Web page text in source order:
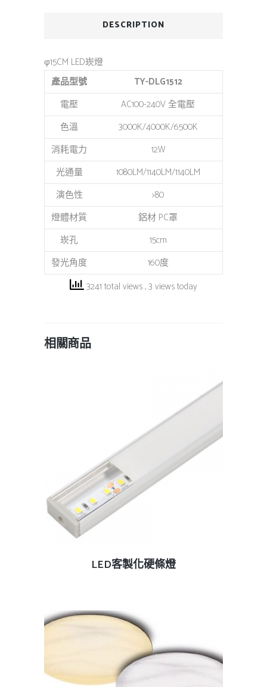
DESCRIPTION
φ15CM LED崁燈
產品型號
TY-DLG1512
電壓
AC100-240V 全電壓
色溫
3000K/4000K/6500K
消耗電力
12W
光通量
1080LM/1140LM/1140LM
演色性
>80
燈體材質
鋁材 PC罩
崁孔
15cm
發光角度
160度
3241 total views, 3 views today
相關商品
查看內容
LED客製化硬條燈